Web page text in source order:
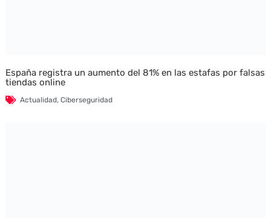
España registra un aumento del 81% en las estafas por falsas
tiendas online
Actualidad, Ciberseguridad